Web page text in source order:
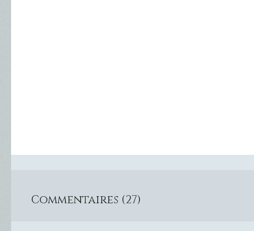
Commentaires (27)